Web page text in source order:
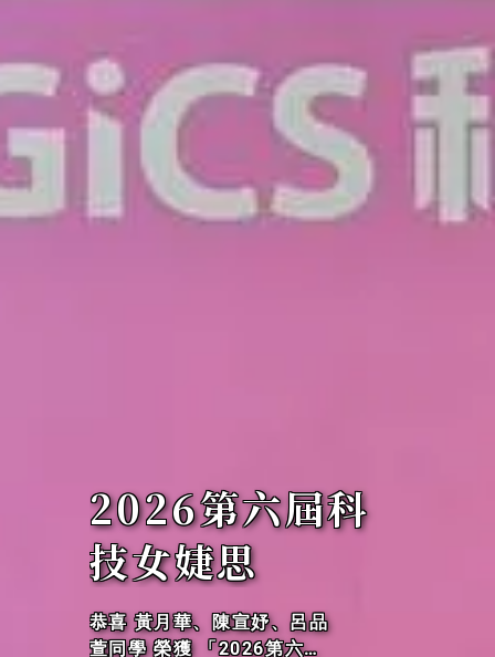
114年度大專校
院
恭喜 范姜永益老師 榮獲 OD
F-CNS15251競賽第二名